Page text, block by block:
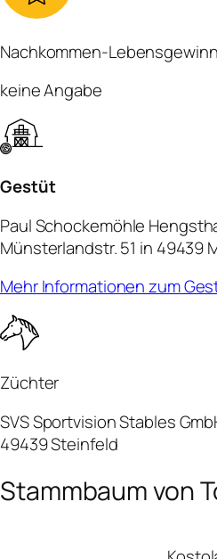
Nachkommen-
keine Angabe
Gestüt
Paul Schockemöhle
Münsterlandstr. 51 in 49439
Mehr Informationen zum
Züchter
SVS Sportvision Stables
49439 Steinfeld
Stammbaum von